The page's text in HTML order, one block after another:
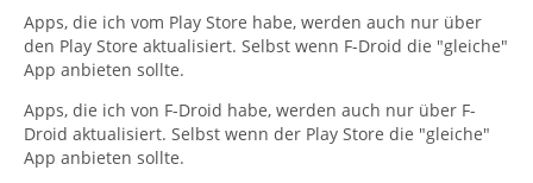
Apps, die ich vom Play Store habe, werden auch nur über
den Play Store aktualisiert. Selbst wenn F-Droid die "gleiche"
App anbieten sollte.
Apps, die ich von F-Droid habe, werden auch nur über F-
Droid aktualisiert. Selbst wenn der Play Store die "gleiche"
App anbieten sollte.